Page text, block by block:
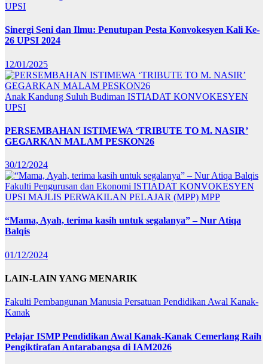
UPSI
Sinergi Seni dan Ilmu: Penutupan Pesta Konvokesyen Kali Ke-
26 UPSI 2024
12/01/2025
Anak Kandung Suluh Budiman ISTIADAT KONVOKESYEN
UPSI
PERSEMBAHAN ISTIMEWA ‘TRIBUTE TO M. NASIR’
GEGARKAN MALAM PESKON26
30/12/2024
Fakulti Pengurusan dan Ekonomi ISTIADAT KONVOKESYEN
UPSI MAJLIS PERWAKILAN PELAJAR (MPP) MPP
“Mama, Ayah, terima kasih untuk segalanya” – Nur Atiqa
Balqis
01/12/2024
LAIN-LAIN YANG MENARIK
Fakulti Pembangunan Manusia Persatuan Pendidikan Awal Kanak-
Kanak
Pelajar ISMP Pendidikan Awal Kanak-Kanak Cemerlang Raih
Pengiktirafan Antarabangsa di IAM2026